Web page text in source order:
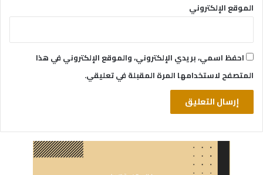
الموقع الإلكتروني
احفظ اسمي، بريدي الإلكتروني، والموقع الإلكتروني في هذا
المتصفح لاستخدامها المرة المقبلة في تعليقي.